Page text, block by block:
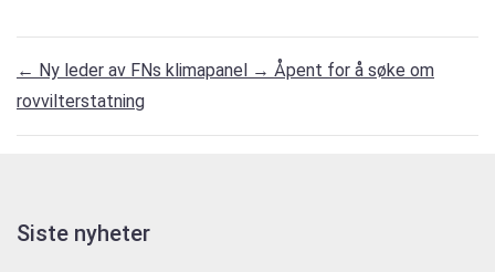
← Ny leder av FNs klimapanel → Åpent for å søke om
rovvilterstatning
Siste nyheter